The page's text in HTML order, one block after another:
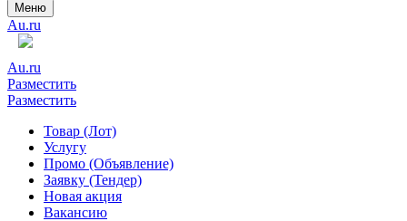
Меню
Au.ru
Au.ru
Разместить
Разместить
Товар (Лот)
Услугу
Промо (Объявление)
Заявку (Тендер)
Новая акция
Вакансию